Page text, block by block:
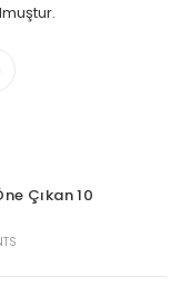
Çıkan 10